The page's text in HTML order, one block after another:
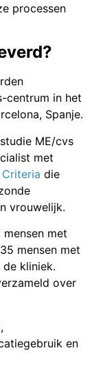
processen
centrum in het
Spanje.
ME/cvs
met
die
vrouwelijk.
mensen met
mensen met
kliniek.
over
en